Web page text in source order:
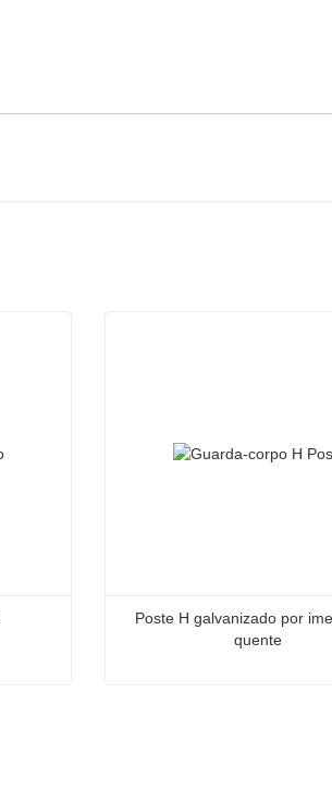
Poste H galvanizado por
quente